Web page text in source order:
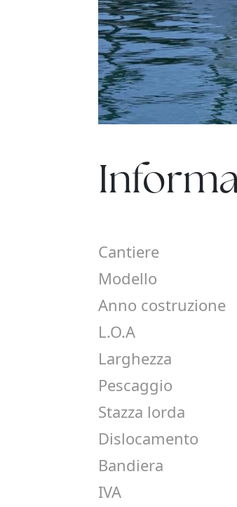
Cantiere
Modello
Anno costruzione
L.O.A
Larghezza
Pescaggio
Stazza lorda
Dislocamento
Bandiera
IVA